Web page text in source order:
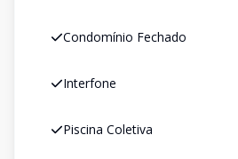
Condomínio Fechado
Interfone
Piscina Coletiva